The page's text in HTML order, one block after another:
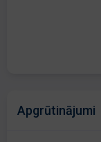
Apgrūtinājumi